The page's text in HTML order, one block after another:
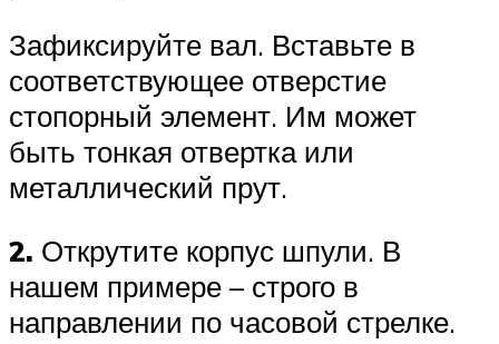
Зафиксируйте вал. Вставьте в
соответствующее отверстие
стопорный элемент. Им может
быть тонкая отвертка или
металлический прут.
2. Открутите корпус шпули. В
нашем примере – строго в
направлении по часовой стрелке.